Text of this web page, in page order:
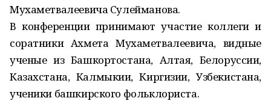
Мухаметвалеевича Сулейманова.
В конференции принимают участие коллеги и
соратники Ахмета Мухаметвалеевича, видные
ученые из Башкортостана, Алтая, Белоруссии,
Казахстана, Калмыкии, Киргизии, Узбекистана,
ученики башкирского фольклориста.